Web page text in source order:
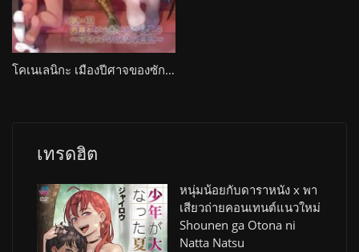
โคเนเลนิกะ เมืองปีศาจของซักคิวบัส Muma no Machi Cornelica
เทรดฮิต
หนุ่มน้อยกับดาราหนัง x พา
เสียวถ่ายคอนเทนต์แนวใหม่
Shounen ga Otona ni
Natta Natsu